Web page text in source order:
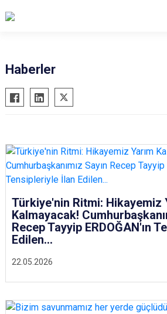
Akseki
Alanya
Finike
Gazipaşa
Gündoğmuş
İbradı
Demre
Kaş
Kemer
Serik
Aksu
Kepez
Haberler
22.05.2026
Türkiye'nin Ritmi: Hikayemiz
Kalmayacak!
Recep Tayyip ERDOĞAN'ın
Edilen...